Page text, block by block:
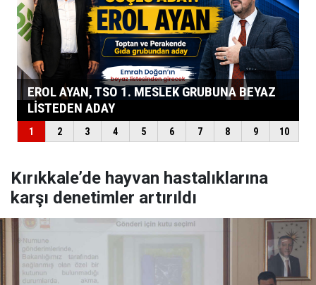
Kırıkkale’de hayvan hastalıklarına
karşı denetimler artırıldı